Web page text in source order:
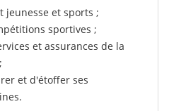
jeunesse et sports ;
sportives ;
et assurances de la
et d'étoffer ses